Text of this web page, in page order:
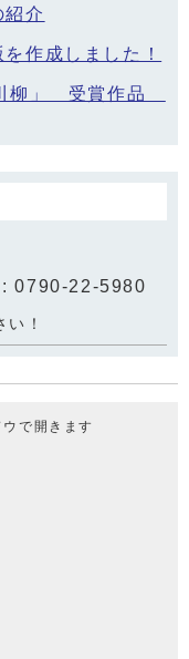
介
作成しました！
柳」 受賞作品
: 0790-22-5980
！
で開きます